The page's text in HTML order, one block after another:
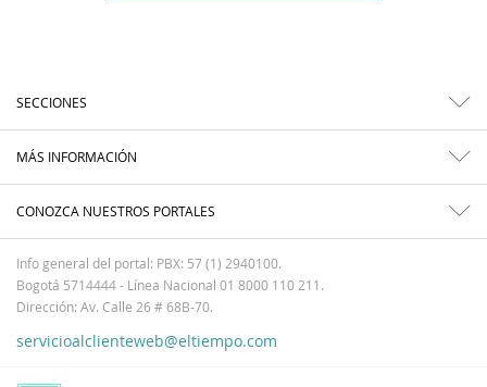
SECCIONES
MÁS INFORMACIÓN
CONOZCA NUESTROS PORTALES
Info general del portal: PBX: 57 (1) 2940100.
Bogotá 5714444 - Línea Nacional 01 8000 110 211.
Dirección: Av. Calle 26 # 68B-70.
servicioalclienteweb@eltiempo.com